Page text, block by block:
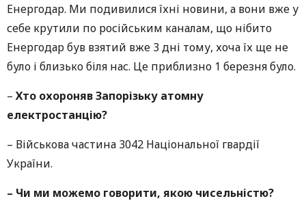
Енергодар. Ми подивилися їхні новини, а вони вже у
себе крутили по російським каналам, що нібито
Енергодар був взятий вже 3 дні тому, хоча їх ще не
було і близько біля нас. Це приблизно 1 березня було.
–Хто охороняв Запорізьку атомну
електростанцію?
– Військова частина 3042 Національної гвардії
України.
– Чи ми можемо говорити, якою чисельністю?